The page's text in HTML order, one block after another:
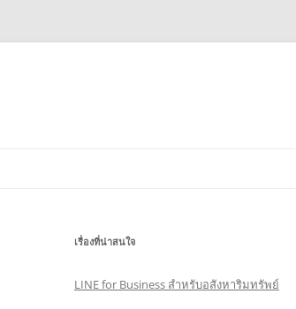
เรื่องที่น่าสนใจ
LINE for Business สำหรับอสังหาริมทรัพย์